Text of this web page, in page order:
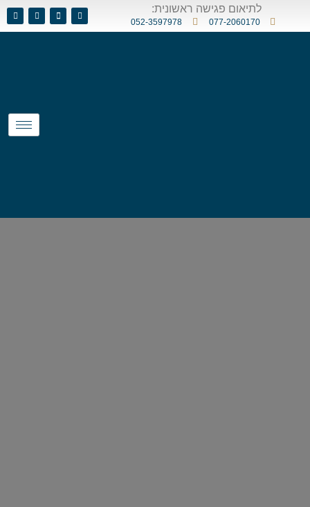
לתיאום פגישה ראשונית:
077-2060170
052-3597978